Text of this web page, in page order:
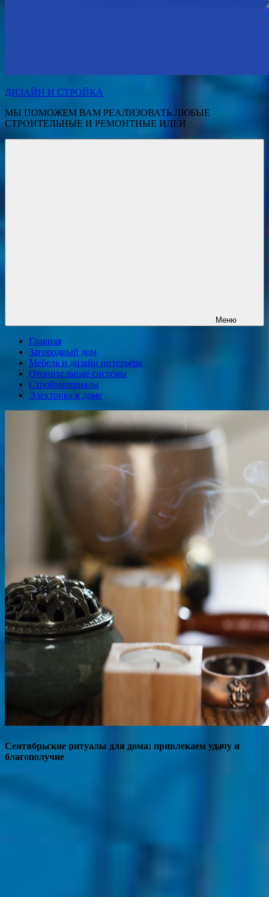
ДИЗАЙН И СТРОЙКА
МЫ ПОМОЖЕМ ВАМ РЕАЛИЗОВАТЬ ЛЮБЫЕ
СТРОИТЕЛЬНЫЕ И РЕМОНТНЫЕ ИДЕИ
Меню
Главная
Загородный дом
Мебель и дизайн интерьера
Отопительные системы
Стройматериалы
Электрика в доме
Сентябрьские ритуалы для дома: привлекаем удачу и
благополучие